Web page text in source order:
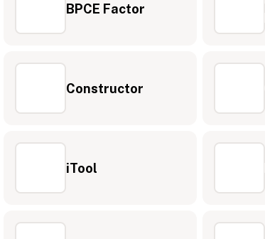
BPCE Factor
Constructor
iTool